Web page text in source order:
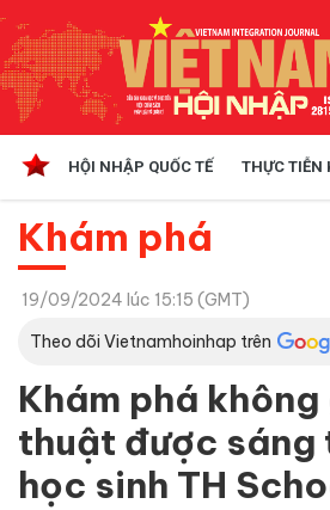
HỘI NHẬP QUỐC TẾ THỰC TIỄN
Khám phá
19/09/2024 lúc 15:15 (GMT)
Theo dõi Vietnamhoinhap trên
Khám phá
thuật được sáng
học sinh TH